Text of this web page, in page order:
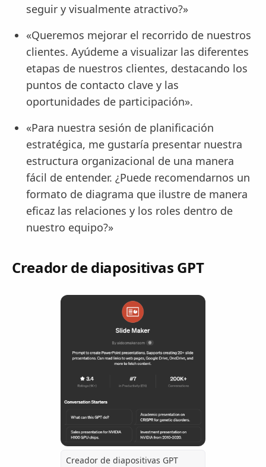
seguir y visualmente atractivo?»
«Queremos mejorar el recorrido de nuestros
clientes. Ayúdeme a visualizar las diferentes
etapas de nuestros clientes, destacando los
puntos de contacto clave y las
oportunidades de participación».
«Para nuestra sesión de planificación
estratégica, me gustaría presentar nuestra
estructura organizacional de una manera
fácil de entender. ¿Puede recomendarnos un
formato de diagrama que ilustre de manera
eficaz las relaciones y los roles dentro de
nuestro equipo?»
Creador de diapositivas GPT
Creador de diapositivas GPT